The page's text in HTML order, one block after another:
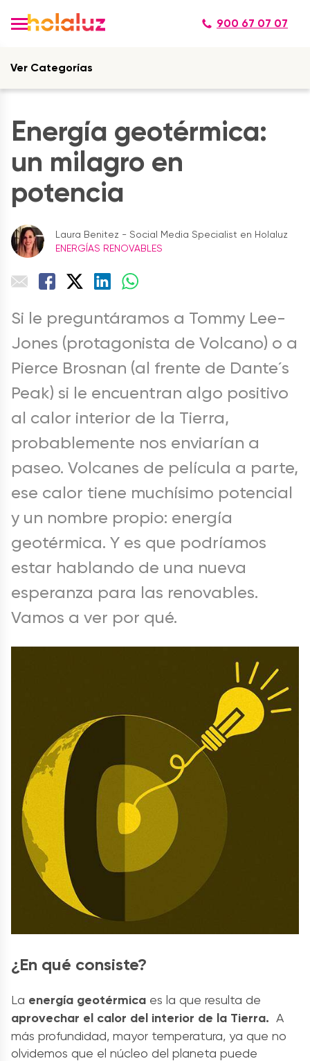
900 67 07 07
Ver Categorías
Energía geotérmica:
un milagro en
potencia
Laura Benitez - Social Media Specialist en Holaluz
ENERGÍAS RENOVABLES
Si le preguntáramos a Tommy Lee-
Jones (protagonista de Volcano) o a
Pierce Brosnan (al frente de Dante´s
Peak) si le encuentran algo positivo
al calor interior de la Tierra,
probablemente nos enviarían a
paseo. Volcanes de película a parte,
ese calor tiene muchísimo potencial
y un nombre propio: energía
geotérmica. Y es que podríamos
estar hablando de una nueva
esperanza para las renovables.
Vamos a ver por qué.
¿En qué consiste?
La energía geotérmica es la que resulta de
aprovechar el calor del interior de la Tierra. A
más profundidad, mayor temperatura, ya que no
olvidemos que el núcleo del planeta puede